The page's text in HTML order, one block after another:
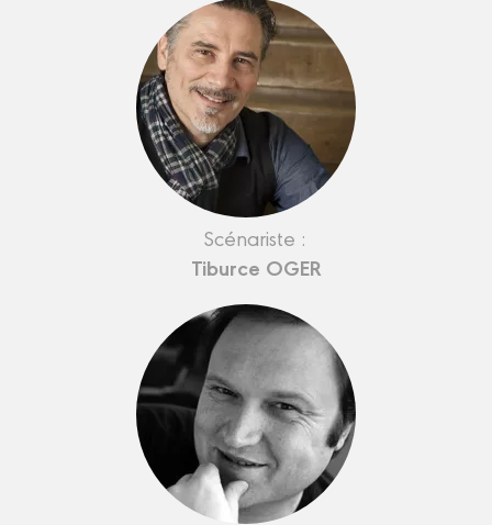
Scénariste :
Tiburce OGER